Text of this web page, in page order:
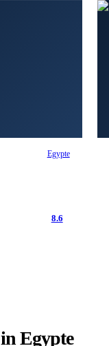
Egypte
8.6
in Egypte